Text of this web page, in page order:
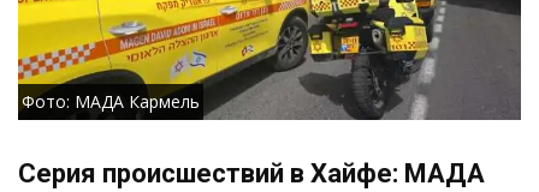
Фото: МАДА Кармель
Серия происшествий в Хайфе: МАДА